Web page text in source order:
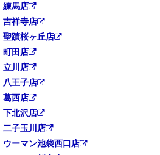
練馬店
吉祥寺店
聖蹟桜ヶ丘店
町田店
立川店
八王子店
葛西店
下北沢店
二子玉川店
ーマン池袋西口店